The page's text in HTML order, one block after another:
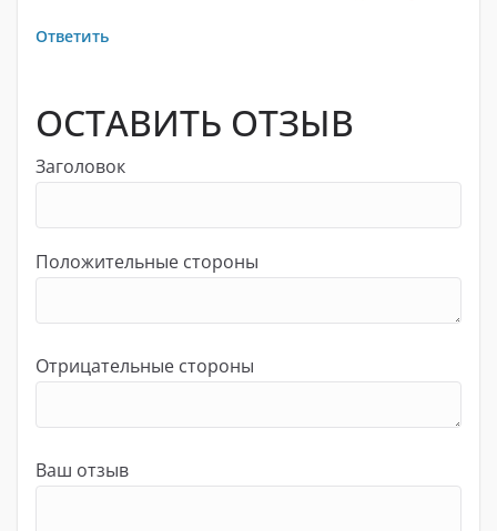
Ответить
ОСТАВИТЬ ОТЗЫВ
Заголовок
Положительные стороны
Отрицательные стороны
Ваш отзыв